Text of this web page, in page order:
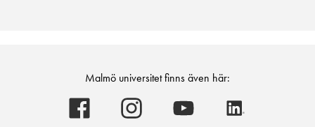
Malmö universitet finns även här:
Malmö
universitet
Malmö
universitet
Malmö
universitet